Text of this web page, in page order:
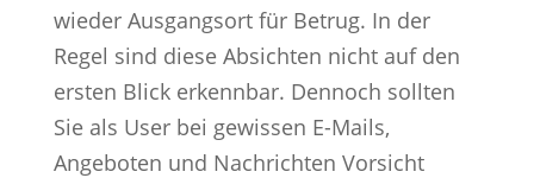
wieder Ausgangsort für Betrug. In der
Regel sind diese Absichten nicht auf den
ersten Blick erkennbar. Dennoch sollten
Sie als User bei gewissen E-Mails,
Angeboten und Nachrichten Vorsicht